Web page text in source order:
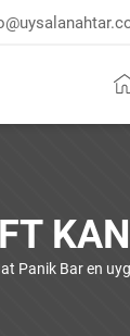
Panik Bar en